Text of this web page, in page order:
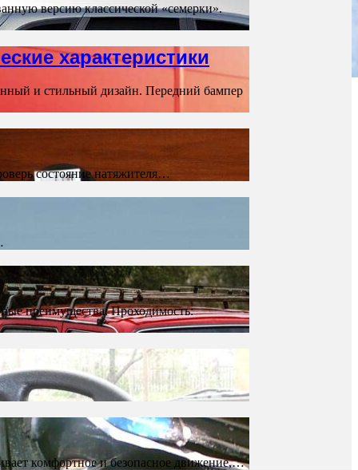
версию классической «семерки».
характеристики
и стильный дизайн. Передний бампер
состояние натяжителя…
преимущества: Проходимость:
комфортное и безопасное движение,…